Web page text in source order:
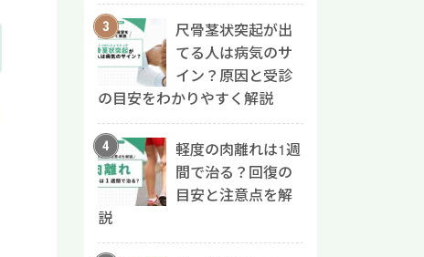
尺骨茎状突起が出
てる人は病気のサ
イン？原因と受診
の目安をわかりやすく解説
軽度の肉離れは1週
間で治る？回復の
目安と注意点を解
説